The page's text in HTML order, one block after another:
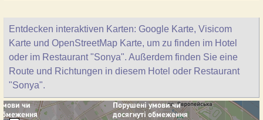
Entdecken interaktiven Karten: Google Karte, Visicom
Karte und OpenStreetMap Karte, um zu finden im Hotel
oder im Restaurant "Sonya". Außerdem finden Sie eine
Route und Richtungen in diesem Hotel oder Restaurant
"Sonya".